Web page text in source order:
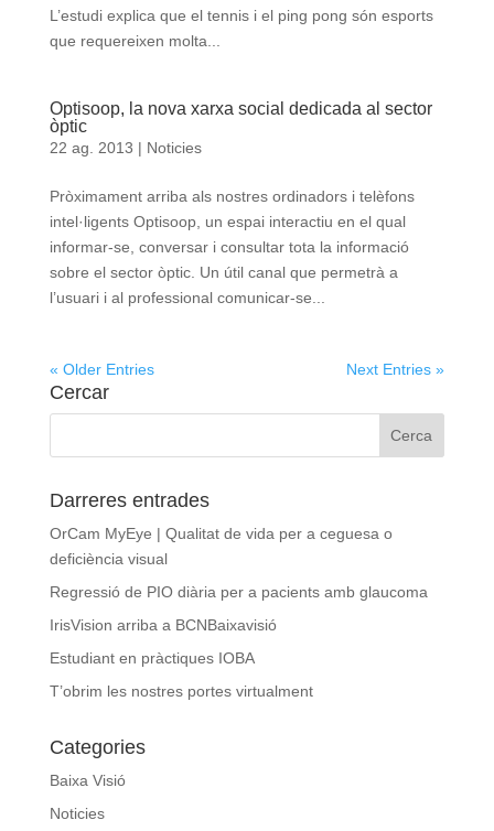
L’estudi explica que el tennis i el ping pong són esports
que requereixen molta...
Optisoop, la nova xarxa social dedicada al sector
òptic
22 ag. 2013 | Noticies
Pròximament arriba als nostres ordinadors i telèfons
intel·ligents Optisoop, un espai interactiu en el qual
informar-se, conversar i consultar tota la informació
sobre el sector òptic. Un útil canal que permetrà a
l’usuari i al professional comunicar-se...
« Older Entries Next Entries »
Cercar
Darreres entrades
OrCam MyEye | Qualitat de vida per a ceguesa o
deficiència visual
Regressió de PIO diària per a pacients amb glaucoma
IrisVision arriba a BCNBaixavisió
Estudiant en pràctiques IOBA
T’obrim les nostres portes virtualment
Categories
Baixa Visió
Noticies